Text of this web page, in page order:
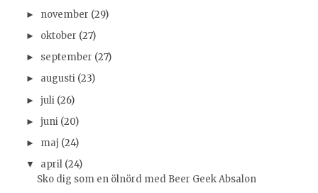
► november (29)
► oktober (27)
► september (27)
► augusti (23)
► juli (26)
► juni (20)
► maj (24)
▼ april (24)
Sko dig som en ölnörd med Beer Geek Absalon